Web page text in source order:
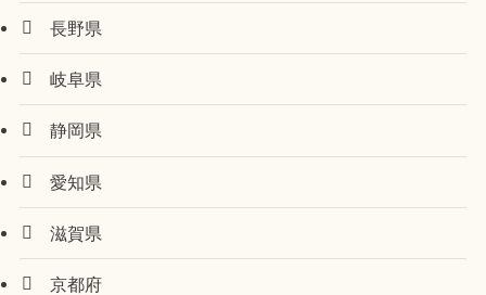
長野県
岐阜県
静岡県
愛知県
滋賀県
京都府